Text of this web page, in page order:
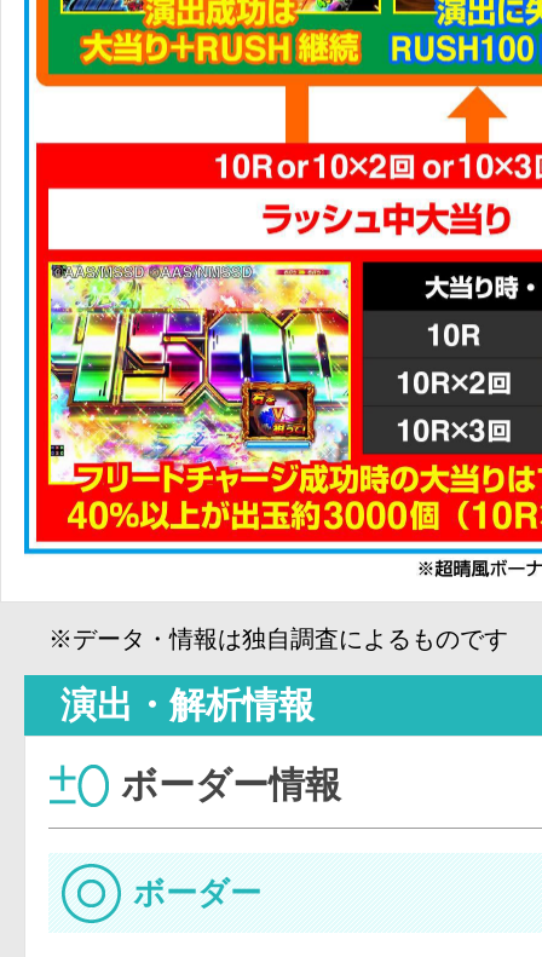
※データ・情報は独自調査によるものです
演出・解析情報
ボーダー情報
ボーダー